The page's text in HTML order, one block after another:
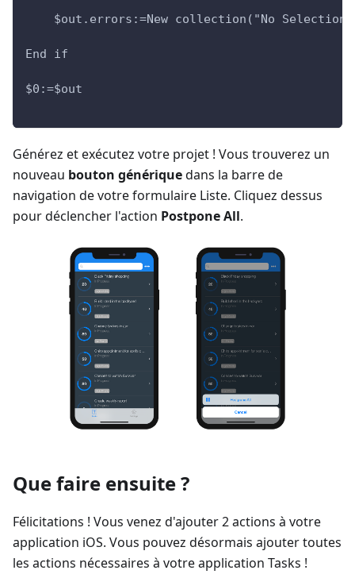
$out.errors:=New collection("No
End if
$0:=$out
Générez et exécutez votre projet ! Vous trouverez un
nouveau bouton génériquedans la barre de
navigation de votre formulaire Liste. Cliquez dessus
pour déclencher l'action Postpone All.
Que faire ensuite ?
Félicitations ! Vous venez d'ajouter 2 actions à votre
application iOS. Vous pouvez désormais ajouter toutes
les actions nécessaires à votre application Tasks !